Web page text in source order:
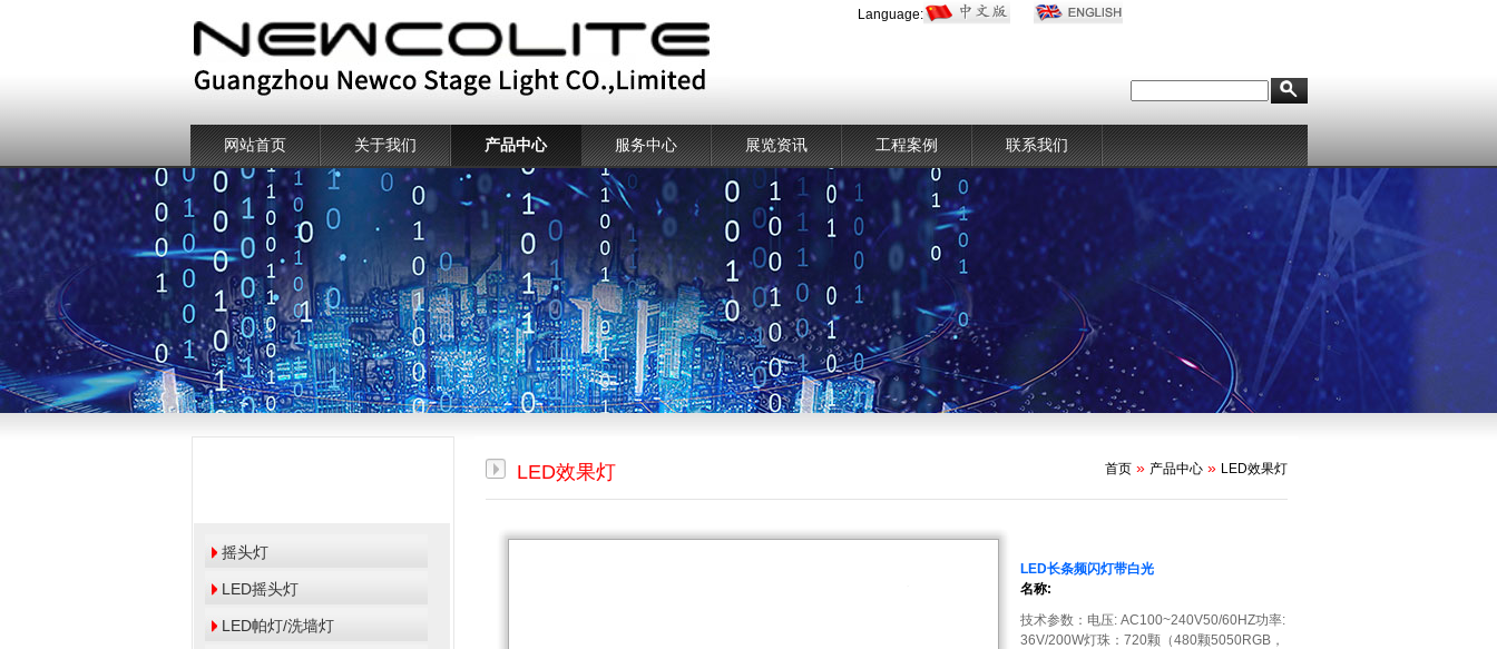
网站首页 关于我们 产品中心 服务中心 展览资讯 工程案例 联系我们
Language:
摇头灯
LED摇头灯
LED帕灯/洗墙灯
LED长条频闪灯带白光
16段三色LED频闪灯
暴风雪+激光+频闪
LED效果灯 首页» 产品中心» LED效果灯
LED长条频闪灯带白光
名称:
技术参数：电压: AC100~240V50/60HZ功率:
36V/200W灯珠：720颗（480颗5050RGB，